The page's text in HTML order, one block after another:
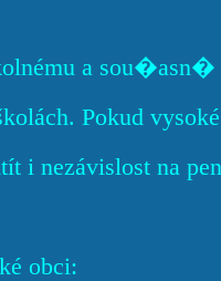
a
Pokud
i nezávislost na
obci: